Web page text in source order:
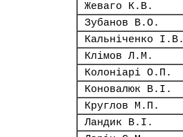
Жеваго К.В.
Зубанов В.О.
Кальніченко І.В.
Клімов Л.М.
Колоніарі О.П.
Коновалюк В.І.
Круглов М.П.
Ландик В.І.